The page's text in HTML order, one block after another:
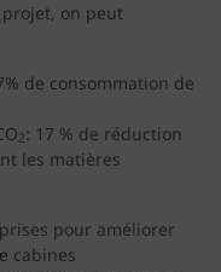
on peut
de consommation de
2: 17 % de réduction
les matières
pour améliorer
cabines